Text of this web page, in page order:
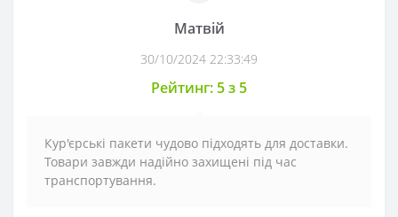
Матвій
30/10/2024 22:33:49
Рейтинг: 5 з 5
Кур'єрські пакети чудово підходять для доставки.
Товари завжди надійно захищені під час
транспортування.